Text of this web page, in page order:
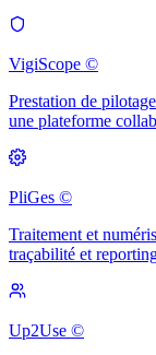
VigiScope ©
Prestation de
une plateforme
PliGes ©
Traitement et
traçabilité et
Up2Use ©